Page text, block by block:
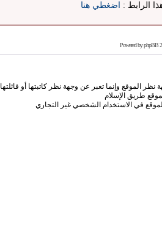
الرابط : اضغطي هنا
Powered byphpBB
الموقع وإنما تعبر عن وجهة نظر كاتبتها أو قائلتها
طريق الإسلام
في الاستخدام الشخصي غير التجاري